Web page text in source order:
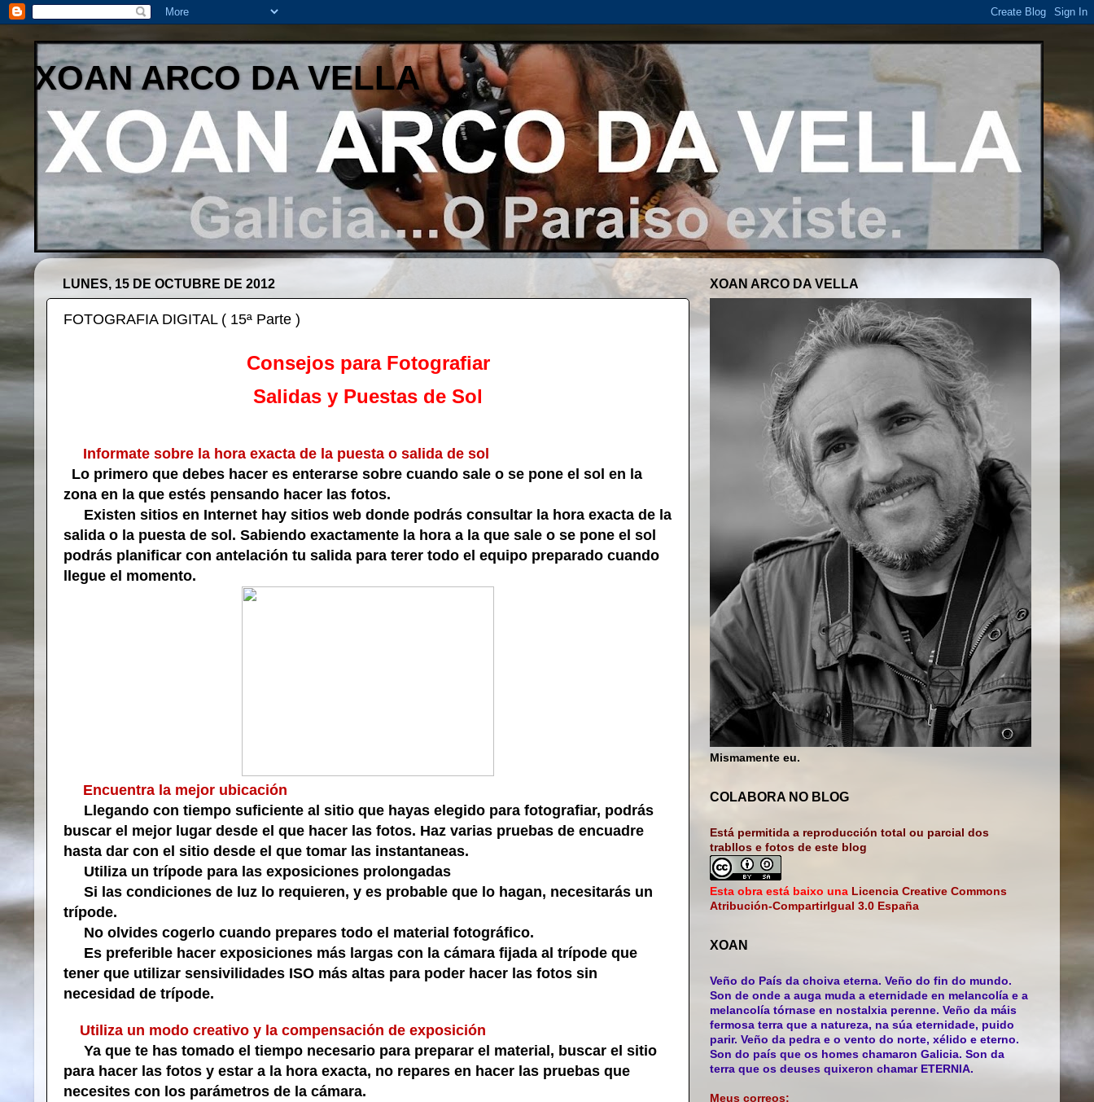
XOAN ARCO DA VELLA
LUNES, 15 DE OCTUBRE DE 2012
FOTOGRAFIA DIGITAL ( 15ª Parte )
Consejos para Fotografiar
Salidas y Puestas de Sol
Informate sobre la hora exacta de la puesta o salida de sol
Lo primero que debes hacer es enterarse sobre cuando sale o se pone el sol en la
zona en la que estés pensando hacer las fotos.
Existen sitios en Internet hay sitios web donde podrás consultar la hora exacta de la
salida o la puesta de sol. Sabiendo exactamente la hora a la que sale o se pone el sol
podrás planificar con antelación tu salida para terer todo el equipo preparado cuando
llegue el momento.
Encuentra la mejor ubicación
Llegando con tiempo suficiente al sitio que hayas elegido para fotografiar, podrás
buscar el mejor lugar desde el que hacer las fotos. Haz varias pruebas de encuadre
hasta dar con el sitio desde el que tomar las instantaneas.
Utiliza un trípode para las exposiciones prolongadas
Si las condiciones de luz lo requieren, y es probable que lo hagan, necesitarás un
trípode.
No olvides cogerlo cuando prepares todo el material fotográfico.
Es preferible hacer exposiciones más largas con la cámara fijada al trípode que
tener que utilizar sensivilidades ISO más altas para poder hacer las fotos sin
necesidad de trípode.
Utiliza un modo creativo y la compensación de exposición
Ya que te has tomado el tiempo necesario para preparar el material, buscar el sitio
para hacer las fotos y estar a la hora exacta, no repares en hacer las pruebas que
necesites con los parámetros de la cámara.
XOAN ARCO DA VELLA
Mismamente eu.
COLABORA NO BLOG
Está permitida a reproducción total ou parcial dos
trabllos e fotos de este blog
Esta obra está baixo una Licencia Creative Commons
Atribución-CompartirIgual 3.0 España
XOAN
Veño do País da choiva eterna. Veño do fin do mundo.
Son de onde a auga muda a eternidade en melancolía e a
melancolía tórnase en nostalxia perenne. Veño da máis
fermosa terra que a natureza, na súa eternidade, puido
parir. Veño da pedra e o vento do norte, xélido e eterno.
Son do país que os homes chamaron Galicia. Son da
terra que os deuses quixeron chamar ETERNIA.
Meus correos: